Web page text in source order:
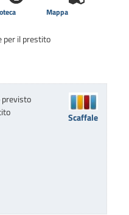
Mappa
per il prestito
Scaffale